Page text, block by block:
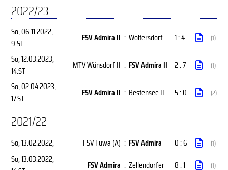
2022/23
So, 06.11.2022,
9.ST
FSV Admira II : Woltersdorf 1 : 4 (1)
So, 12.03.2023,
14.ST
MTV Wünsdorf II : FSV Admira II 2 : 7 (1)
So, 02.04.2023,
17.ST
FSV Admira II : Bestensee II 5 : 0 (2)
2021/22
So, 13.02.2022, FSV Füwa (A) : FSV Admira 0 : 6 (1)
So, 13.03.2022,
FSV Admira : Zellendorfer 8 : 1 (1)